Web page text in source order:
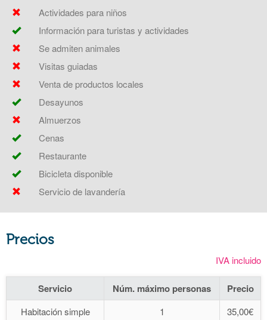
Actividades para niños
Información para turistas y actividades
Se admiten animales
Visitas guiadas
Venta de productos locales
Desayunos
Almuerzos
Cenas
Restaurante
Bicicleta disponible
Servicio de lavandería
Precios
IVA incluido
Servicio Núm. máximo personas Precio
Habitación simple 1
35,00€